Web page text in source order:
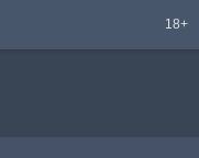
18+